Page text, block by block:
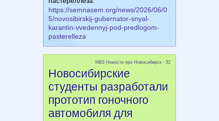
https://semnasem.org/news/2026/06/0
5/novosibirskij-gubernator-snyal-
karantin-vvedennyj-pod-predlogom-
pasterelleza
NBS Новости про Новосибирск - 32
Новосибирские
студенты разработали
прототип гоночного
автомобиля для